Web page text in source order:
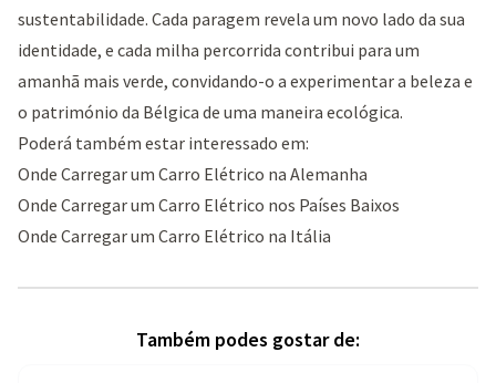
sustentabilidade. Cada paragem revela um novo lado da sua
identidade, e cada milha percorrida contribui para um
amanhã mais verde, convidando-o a experimentar a beleza e
o património da Bélgica de uma maneira ecológica.
Poderá também estar interessado em:
Onde Carregar um Carro Elétrico na Alemanha
Onde Carregar um Carro Elétrico nos Países Baixos
Onde Carregar um Carro Elétrico na Itália
Também podes gostar de: